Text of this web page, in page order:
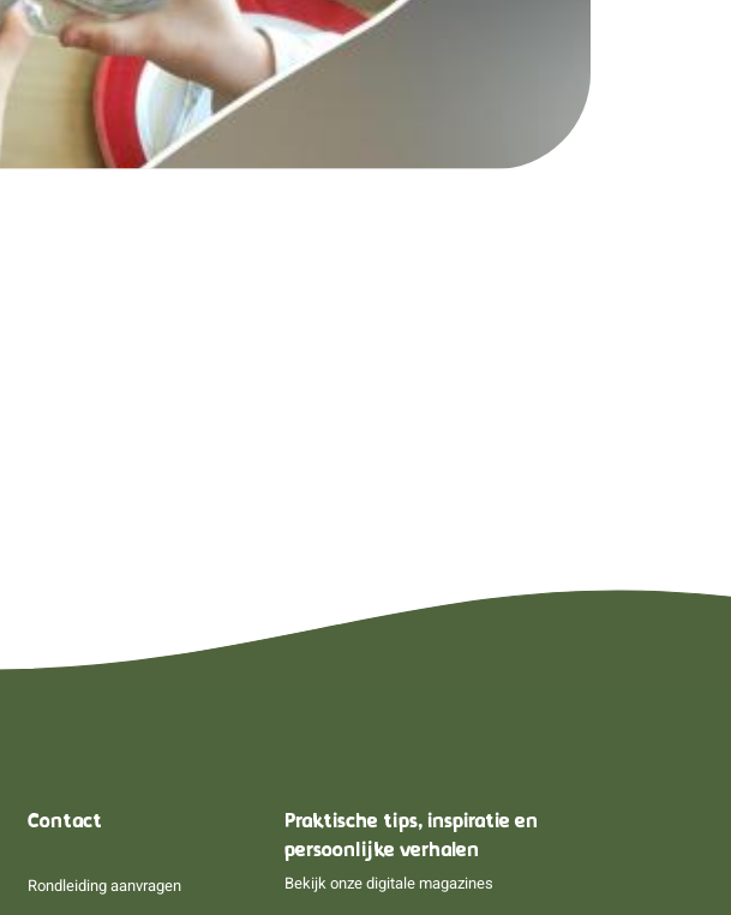
Contact
Rondleiding aanvragen
Praktische tips, inspiratie en
persoonlijke verhalen
Bekijk onze digitale magazines